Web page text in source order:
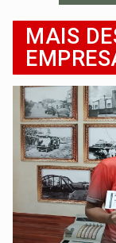
MAIS